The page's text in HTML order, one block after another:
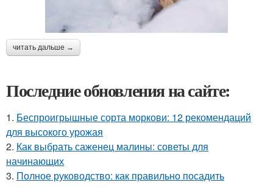
читать дальше →
Последние обновления на сайте:
1. Беспроигрышные сорта моркови: 12 рекомендаций
для высокого урожая
2. Как выбрать саженец малины: советы для
начинающих
3. Полное руководство: как правильно посадить